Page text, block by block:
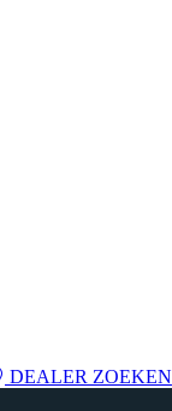
DEALER ZOEKEN